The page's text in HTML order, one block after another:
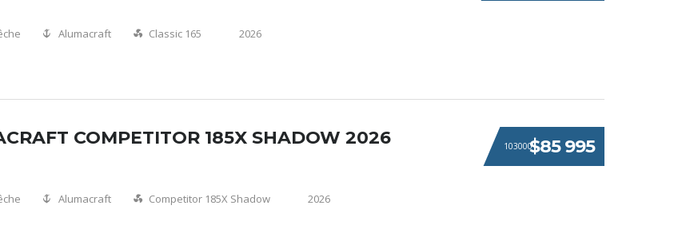
Alumacraft Classic 165 2026
103000$85 995
COMPETITOR 185X SHADOW 2026
Alumacraft Competitor 185X Shadow 2026